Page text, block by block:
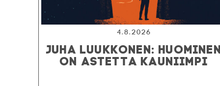
4.8.2026
JUHA LUUKKONEN:
ON ASTETTA KAUNIIMPI